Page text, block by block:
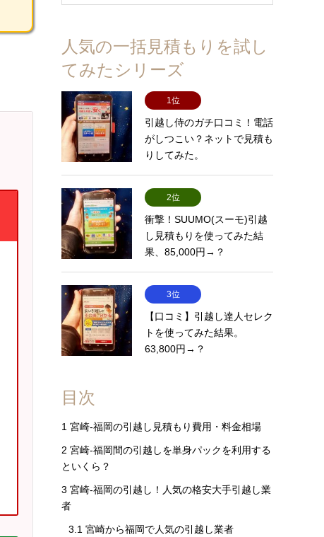
人気の一括見積もりを試し
てみたシリーズ
1位
引越し侍のガチ口コミ！電話
がしつこい？ネットで見積も
りしてみた。
2位
衝撃！SUUMO(スーモ)引越
し見積もりを使ってみた結
果、85,000円→？
3位
【口コミ】引越し達人セレク
トを使ってみた結果。
63,800円→？
目次
1 宮崎-福岡の引越し見積もり費用・料金相場
2 宮崎-福岡間の引越しを単身パックを利用する
といくら？
3 宮崎-福岡の引越し！人気の格安大手引越し業
者
3.1 宮崎から福岡で人気の引越し業者